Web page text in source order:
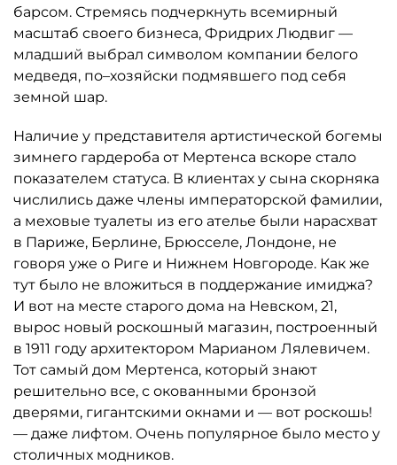
барсом. Стремясь подчеркнуть всемирный
масштаб своего бизнеса, Фридрих Людвиг —
младший выбрал символом компании белого
медведя, по–хозяйски подмявшего под себя
земной шар.
Наличие у представителя артистической богемы
зимнего гардероба от Мертенса вскоре стало
показателем статуса. В клиентах у сына скорняка
числились даже члены императорской фамилии,
а меховые туалеты из его ателье были нарасхват
в Париже, Берлине, Брюсселе, Лондоне, не
говоря уже о Риге и Нижнем Новгороде. Как же
тут было не вложиться в поддержание имиджа?
И вот на месте старого дома на Невском, 21,
вырос новый роскошный магазин, построенный
в 1911 году архитектором Марианом Лялевичем.
Тот самый дом Мертенса, который знают
решительно все, с окованными бронзой
дверями, гигантскими окнами и — вот роскошь!
— даже лифтом. Очень популярное было место у
столичных модников.